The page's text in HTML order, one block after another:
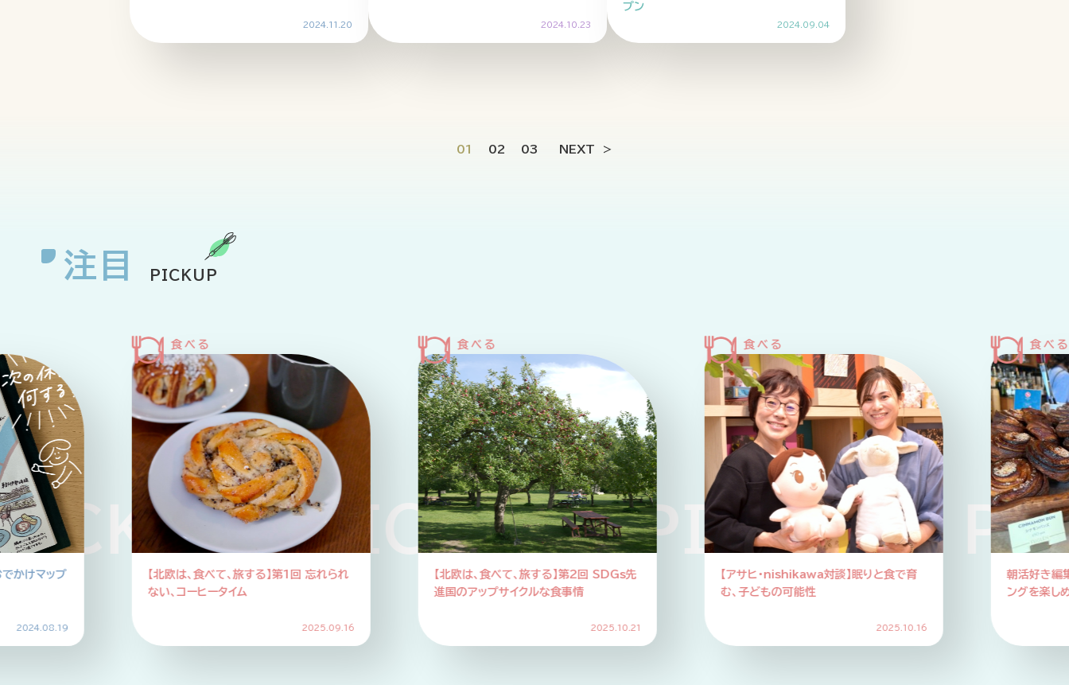
2024.11.20 2024.10.23
プン
2024.09.04
01 02 03 NEXT
注目 PICKUP
PICKUP PICKUP
かけマップ
2024.08.19
【北欧は、食べて、旅する】第1回 忘れられ
ない、コーヒータイム
2025.09.16
【北欧は、食べて、旅する】第2回 SDGs先
進国のアップサイクルな食事情
2025.10.21
【アサヒ・nishikawa対談】眠りと食で育
む、子どもの可能性
2025.10.16
朝活好き編
ングを楽し